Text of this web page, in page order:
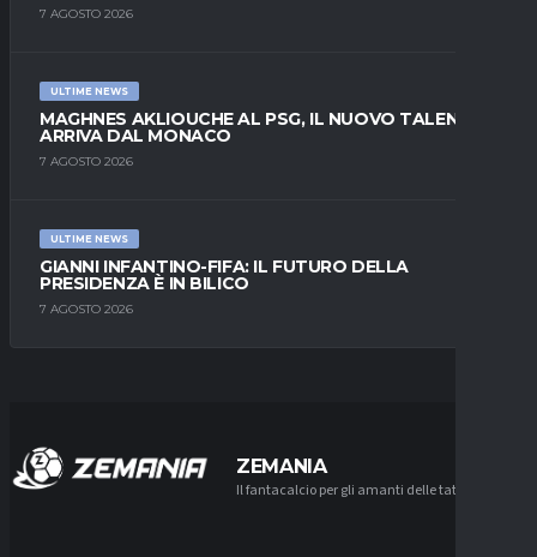
7 AGOSTO 2026
ULTIME NEWS
MAGHNES AKLIOUCHE AL PSG, IL NUOVO TALENTO
ARRIVA DAL MONACO
7 AGOSTO 2026
ULTIME NEWS
GIANNI INFANTINO-FIFA: IL FUTURO DELLA
PRESIDENZA È IN BILICO
7 AGOSTO 2026
ZEMANIA
Il fantacalcio per gli amanti delle tattiche